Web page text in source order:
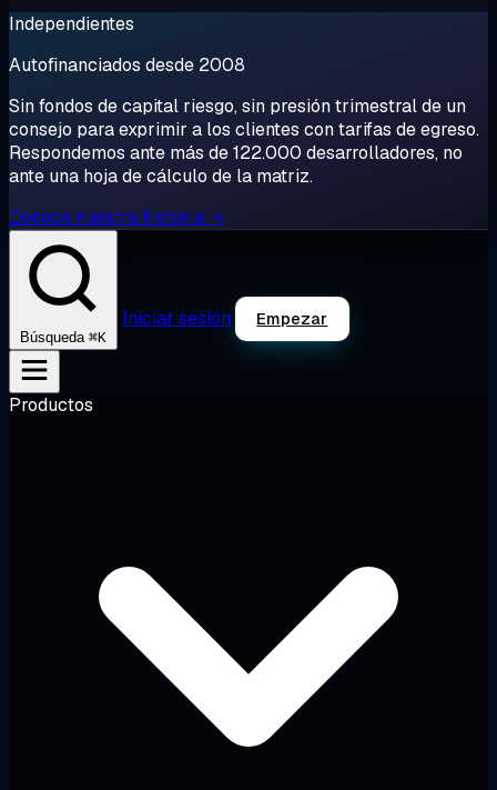
Independientes
Autofinanciados desde 2008
Sin fondos de capital riesgo, sin presión trimestral de un
consejo para exprimir a los clientes con tarifas de egreso.
Respondemos ante más de 122.000 desarrolladores, no
ante una hoja de cálculo de la matriz.
Conoce nuestra historia →
Búsqueda ⌘K
Iniciar sesión Empezar
Productos